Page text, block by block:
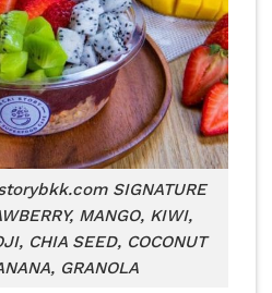
SIGNATURE
MANGO, KIWI,
CHIA SEED, COCONUT
GRANOLA